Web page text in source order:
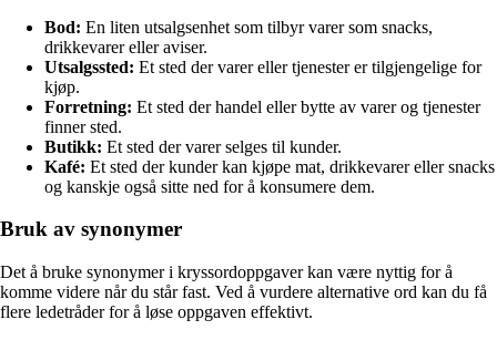
Bod: En liten utsalgsenhet som tilbyr varer som snacks,
drikkevarer eller aviser.
Utsalgssted: Et sted der varer eller tjenester er tilgjengelige for
kjøp.
Forretning: Et sted der handel eller bytte av varer og tjenester
finner sted.
Butikk: Et sted der varer selges til kunder.
Kafé: Et sted der kunder kan kjøpe mat, drikkevarer eller snacks
og kanskje også sitte ned for å konsumere dem.
Bruk av synonymer
Det å bruke synonymer i kryssordoppgaver kan være nyttig for å
komme videre når du står fast. Ved å vurdere alternative ord kan du få
flere ledetråder for å løse oppgaven effektivt.